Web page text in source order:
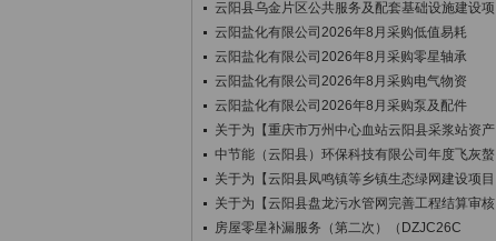
云阳县乌金片区公共服务及配套基础设施建设项
云阳盐化有限公司2026年8月采购低值易耗
云阳盐化有限公司2026年8月采购零星轴承
云阳盐化有限公司2026年8月采购电气物资
云阳盐化有限公司2026年8月采购泵及配件
关于为【重庆市万州中心血站云阳县采浆站资产
中节能（云阳县）环保科技有限公司年度飞灰螯
关于为【云阳县凤鸣镇等乡镇生态绿网建设项目
关于为【云阳县盘龙污水管网完善工程结算审核
房屋零星补漏服务（第二次）（DZJC26C